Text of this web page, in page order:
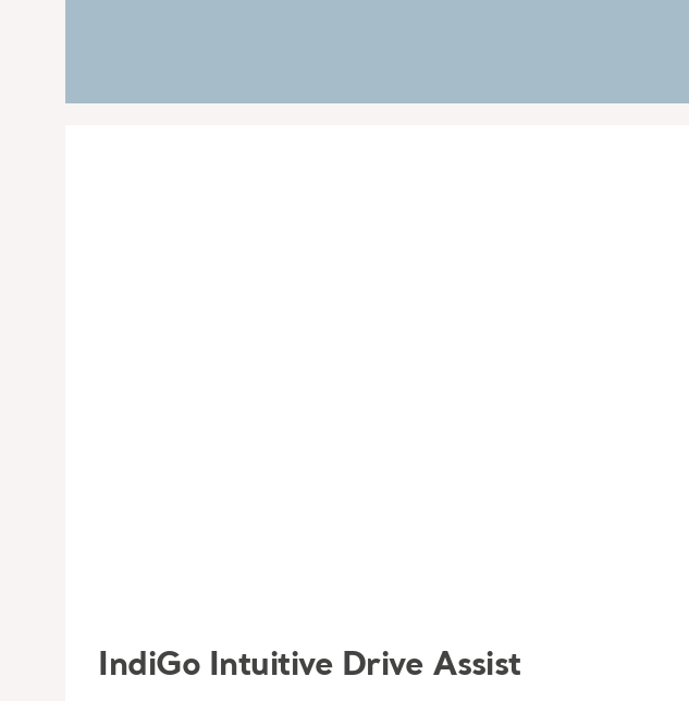
IndiGo Intuitive Drive Assist